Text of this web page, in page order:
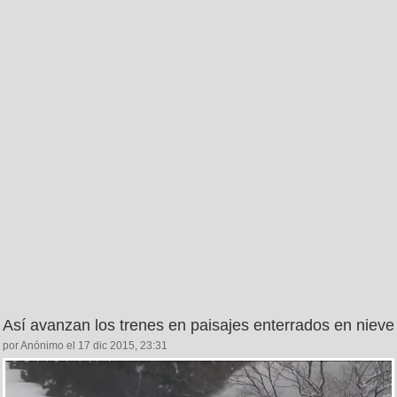
Así avanzan los trenes en paisajes enterrados en nieve
por Anónimo el 17 dic 2015, 23:31